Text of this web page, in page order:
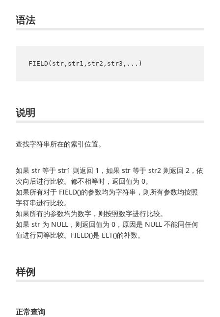
语法
FIELD(str,str1,str2,str3,...)
说明
查找字符串所在的索引位置。
如果 str 等于 str1 则返回 1，如果 str 等于 str2 则返回 2，依
次向后进行比较。都不相等时，返回值为 0。
如果所有对于 FIELD()的参数均为字符串，则所有参数均按照
字符串进行比较。
如果所有的参数均为数字，则按照数字进行比较。
如果 str 为 NULL，则返回值为 0，原因是 NULL 不能同任何
值进行同等比较。FIELD()是 ELT()的补数。
样例
正常查询